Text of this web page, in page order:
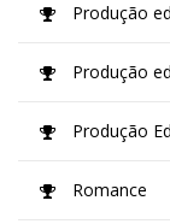
Produção
Produção
Produção
Romance